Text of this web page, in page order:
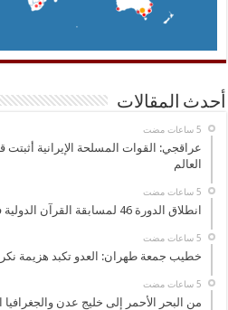
أحدث المقالات
عراقجي: القوات المسلحة الإيرانية
العالم
انطلاق الدورة 46 لمسابقة القرآن الدولية في مكة
خطيب جمعة طهران: العدو تكبد هزيمة
من البحر الأحمر إلى خليج عدن